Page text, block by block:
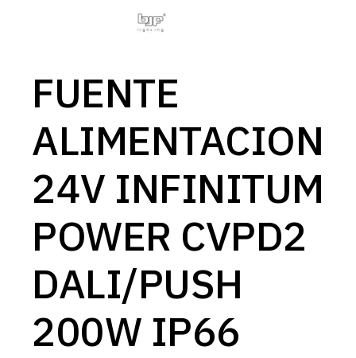
FUENTE
ALIMENTACION
24V INFINITUM
POWER CVPD2
DALI/PUSH
200W IP66